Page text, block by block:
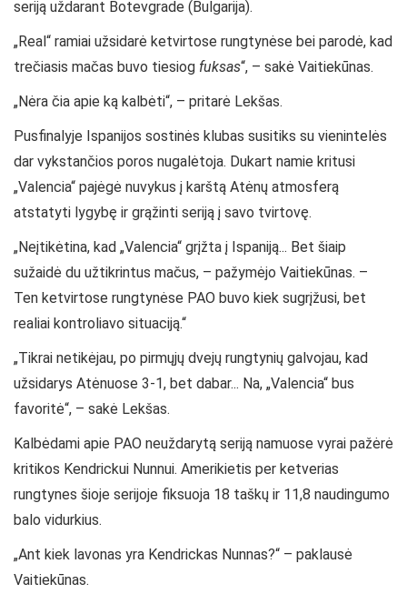
seriją uždarant Botevgrade (Bulgarija).
„Real“ ramiai užsidarė ketvirtose rungtynėse bei parodė, kad
trečiasis mačas buvo tiesiog fuksas“, – sakė Vaitiekūnas.
„Nėra čia apie ką kalbėti“, – pritarė Lekšas.
Pusfinalyje Ispanijos sostinės klubas susitiks su vienintelės
dar vykstančios poros nugalėtoja. Dukart namie kritusi
„Valencia“ pajėgė nuvykus į karštą Atėnų atmosferą
atstatyti lygybę ir grąžinti seriją į savo tvirtovę.
„Neįtikėtina, kad „Valencia“ grįžta į Ispaniją... Bet šiaip
sužaidė du užtikrintus mačus, – pažymėjo Vaitiekūnas. –
Ten ketvirtose rungtynėse PAO buvo kiek sugrįžusi, bet
realiai kontroliavo situaciją.“
„Tikrai netikėjau, po pirmųjų dvejų rungtynių galvojau, kad
užsidarys Atėnuose 3-1, bet dabar... Na, „Valencia“ bus
favoritė“, – sakė Lekšas.
Kalbėdami apie PAO neuždarytą seriją namuose vyrai pažėrė
kritikos Kendrickui Nunnui. Amerikietis per ketverias
rungtynes šioje serijoje fiksuoja 18 taškų ir 11,8 naudingumo
balo vidurkius.
„Ant kiek lavonas yra Kendrickas Nunnas?“ – paklausė
Vaitiekūnas.